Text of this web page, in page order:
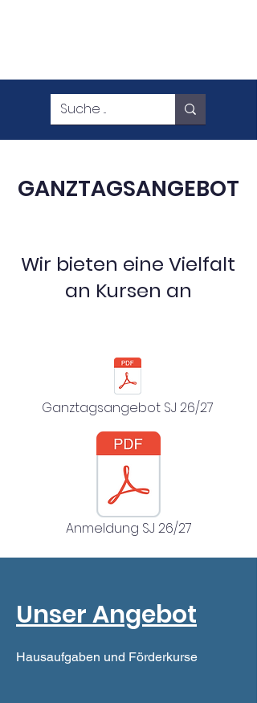
GANZTAGSANGEBOT
Wir bieten eine Vielfalt
an Kursen an
Ganztagsangebot SJ 26/27
Anmeldung SJ 26/27
Unser Angebot
Hausaufgaben und Förderkurse